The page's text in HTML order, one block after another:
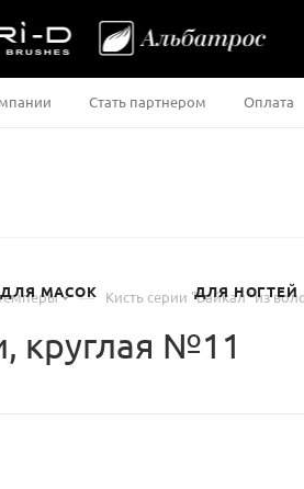
Стать партнером Оплата
ДЛЯ МАСОК ДЛЯ НОГТЕЙ
— Кисть серии "Байкал" из
круглая №11